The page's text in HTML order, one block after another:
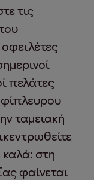
τις
πελάτες
ταμειακή
καλά: στη
φαίνεται